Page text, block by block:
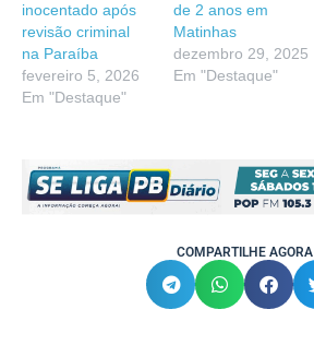
inocentado após
revisão criminal
na Paraíba
fevereiro 5, 2026
Em "Destaque"
de 2 anos em
Matinhas
dezembro 29, 2025
Em "Destaque"
COMPARTILHE AGORA